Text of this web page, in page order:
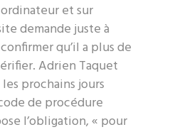
et sur
demande juste à
qu’il a plus de
Adrien Taquet
prochains jours
de procédure
l’obligation, « pour